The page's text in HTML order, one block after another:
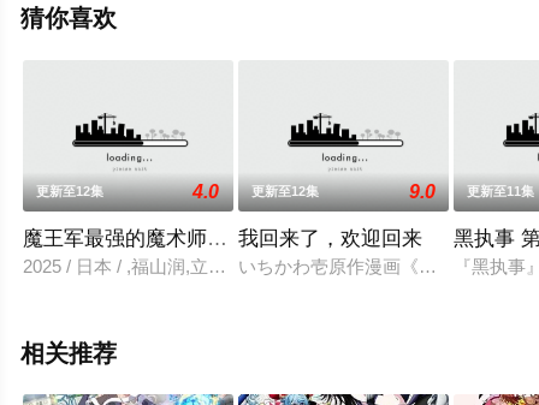
步至豆瓣动漫、电视猫或剧情网等平台了解。
猜你喜欢
更新至12集 4.0
魔王军最强的魔术师是人类
2025 / 日本 / ,福山润,立花日菜,伊藤静,石见舞菜香,和气杏未,利
更新至12集 9.0
我回来了，欢迎回来
いちかわ壱原作漫画《我回来了，欢
更新至11集
黑执事
『黑执事
相关推荐